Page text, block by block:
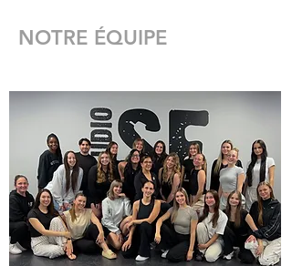
NOTRE ÉQUIPE